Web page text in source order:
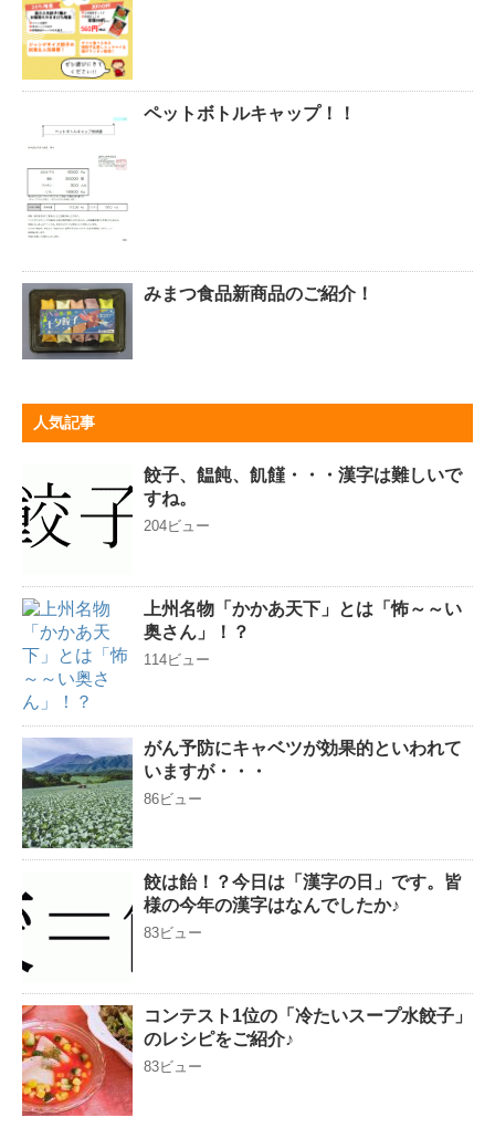
ペットボトルキャップ！！
みまつ食品新商品のご紹介！
人気記事
餃子、饂飩、飢饉・・・漢字は難しいで
すね。
204ビュー
上州名物「かかあ天下」とは「怖～～い
奥さん」！？
114ビュー
がん予防にキャベツが効果的といわれて
いますが・・・
86ビュー
餃は飴！？今日は「漢字の日」です。皆
様の今年の漢字はなんでしたか♪
83ビュー
コンテスト1位の「冷たいスープ水餃子」
のレシピをご紹介♪
83ビュー